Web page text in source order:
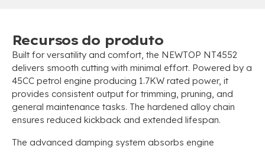
Recursos do produto
Built for versatility and comfort, the NEWTOP NT4552
delivers smooth cutting with minimal effort. Powered by a
45CC petrol engine producing 1.7KW rated power, it
provides consistent output for trimming, pruning, and
general maintenance tasks. The hardened alloy chain
ensures reduced kickback and extended lifespan.
The advanced damping system absorbs engine